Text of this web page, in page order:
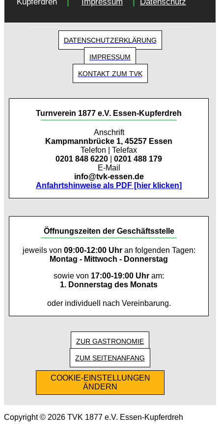
DATENSCHUTZERKLÄRUNG
IMPRESSUM
KONTAKT ZUM TVK
Turnverein 1877 e.V. Essen-Kupferdreh
Anschrift
Kampmannbrücke 1, 45257 Essen
Telefon | Telefax
0201 848 6220
0201 488 179
E-Mail
info@tvk-essen.de
Anfahrtshinweise als PDF [hier klicken]
Öffnungszeiten der Geschäftsstelle
jeweils von 09:00-12:00 Uhran folgenden Tagen:
Montag - Mittwoch - Donnerstag
sowie von 17:00-19:00 Uhr am:
1. Donnerstag des Monats
oder individuell nach Vereinbarung.
ZUR GASTRONOMIE
ZUM SEITENANFANG
COOKIE-EINSTELLUNGEN
ÄNDERN
Copyright © 2026 TVK 1877 e.V. Essen-Kupferdreh